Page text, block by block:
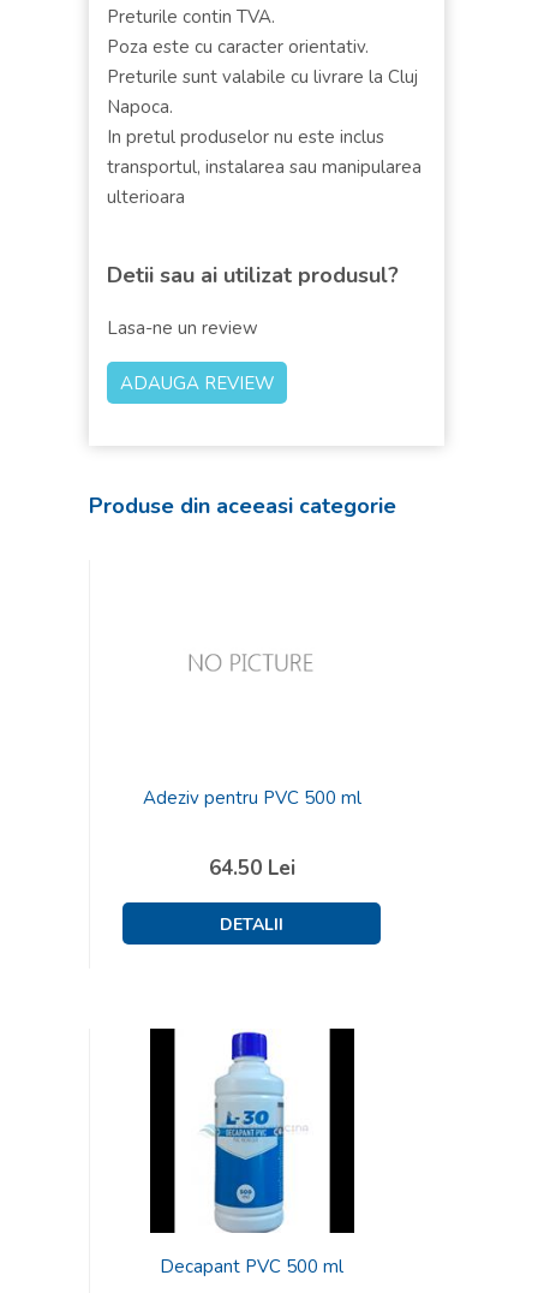
Preturile contin TVA.
Poza este cu caracter orientativ.
Preturile sunt valabile cu livrare la Cluj
Napoca.
In pretul produselor nu este inclus
transportul, instalarea sau manipularea
ulterioara
Detii sau ai utilizat produsul?
Lasa-ne un review
Produse din aceeasi categorie
Adeziv pentru PVC 500 ml
64.50Lei
Decapant PVC 500 ml